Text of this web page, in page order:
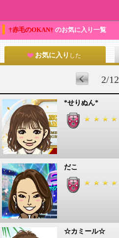
†赤毛のOKAN† のお気に入り一覧
お気に入り した
2/12
*せりぬん*
だこ
☆カミール☆